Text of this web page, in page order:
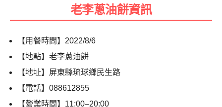
老李蔥油餅資訊
【用餐時間】 2022/8/6
【地點】老李蔥油餅
【地址】屏東縣琉球鄉民生路
【電話】088612855
【營業時間】11:00–20:00